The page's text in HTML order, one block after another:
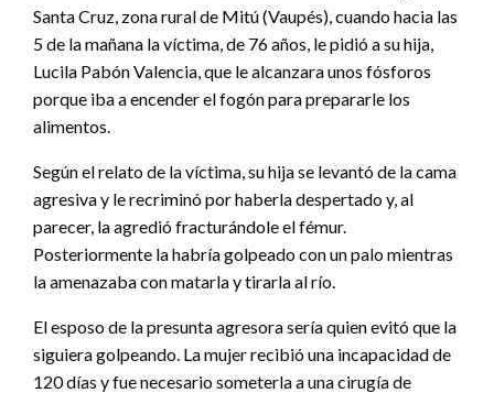
Santa Cruz, zona rural de Mitú (Vaupés), cuando hacia las
5 de la mañana la víctima, de 76 años, le pidió a su hija,
Lucila Pabón Valencia, que le alcanzara unos fósforos
porque iba a encender el fogón para prepararle los
alimentos.
Según el relato de la víctima, su hija se levantó de la cama
agresiva y le recriminó por haberla despertado y, al
parecer, la agredió fracturándole el fémur.
Posteriormente la habría golpeado con un palo mientras
la amenazaba con matarla y tirarla al río.
El esposo de la presunta agresora sería quien evitó que la
siguiera golpeando. La mujer recibió una incapacidad de
120 días y fue necesario someterla a una cirugía de